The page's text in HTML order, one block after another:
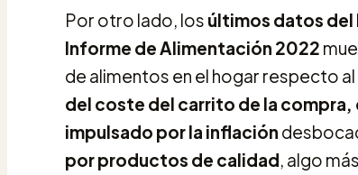
Por otro lado, los últimos datos del
Informe de Alimentación 2022
de alimentos en el hogar respecto
del coste del carrito de la compra,
impulsado por la inflación
por productos de calidad, algo